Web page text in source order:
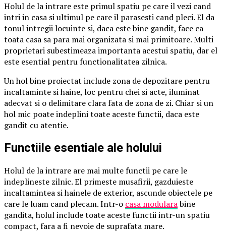
Holul de la intrare este primul spatiu pe care il vezi cand
intri in casa si ultimul pe care il parasesti cand pleci. El da
tonul intregii locuinte si, daca este bine gandit, face ca
toata casa sa para mai organizata si mai primitoare. Multi
proprietari subestimeaza importanta acestui spatiu, dar el
este esential pentru functionalitatea zilnica.
Un hol bine proiectat include zona de depozitare pentru
incaltaminte si haine, loc pentru chei si acte, iluminat
adecvat si o delimitare clara fata de zona de zi. Chiar si un
hol mic poate indeplini toate aceste functii, daca este
gandit cu atentie.
Functiile esentiale ale holului
Holul de la intrare are mai multe functii pe care le
indeplineste zilnic. El primeste musafirii, gazduieste
incaltamintea si hainele de exterior, ascunde obiectele pe
care le luam cand plecam. Intr-o casa modularabine
gandita, holul include toate aceste functii intr-un spatiu
compact, fara a fi nevoie de suprafata mare.